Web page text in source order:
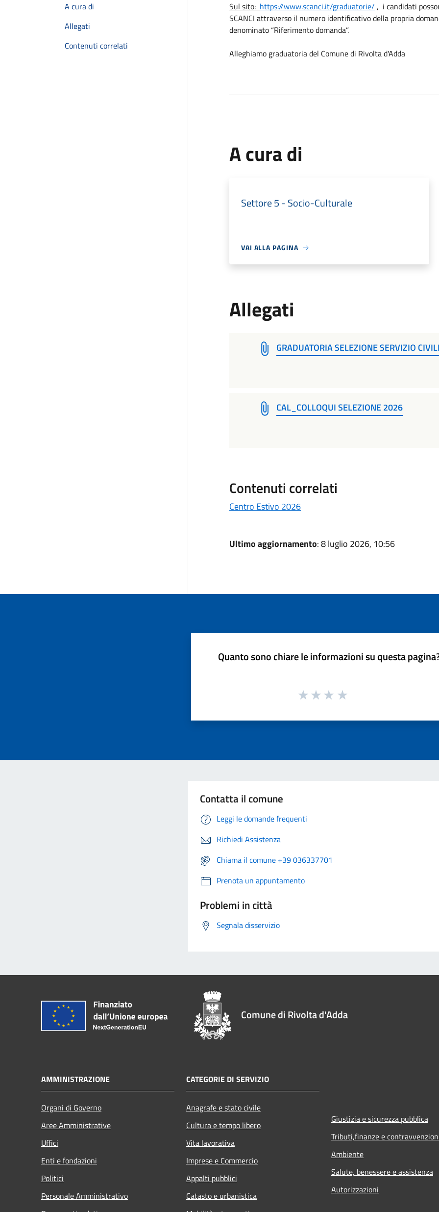
A cura di
Allegati
Contenuti correlati
Sul sito: https://www.scanci.it/graduatorie/ , i candidati
SCANCI attraverso il numero identificativo della propria
denominato “Riferimento domanda”.
Alleghiamo graduatoria del Comune di Rivolta d'Adda
A cura di
Settore 5 - Socio-Culturale
VAI ALLA PAGINA
Allegati
GRADUATORIA SELEZIONE SERVIZIO
CAL_COLLOQUI SELEZIONE 2026
Contenuti correlati
Centro Estivo 2026
Ultimo aggiornamento: 8 luglio 2026, 10:56
Quanto sono chiare le informazioni su questa
Contatta il comune
Leggi le domande frequenti
Richiedi Assistenza
Chiama il comune +39 036337701
Prenota un appuntamento
Problemi in città
Segnala disservizio
Comune di Rivolta d'Adda
AMMINISTRAZIONE
Organi di Governo
Aree Amministrative
Uffici
Enti e fondazioni
Politici
Personale Amministrativo
CATEGORIE DI SERVIZIO
Anagrafe e stato civile
Cultura e tempo libero
Vita lavorativa
Imprese e Commercio
Appalti pubblici
Catasto e urbanistica
Giustizia e sicurezza pubblica
Tributi,finanze e
Ambiente
Salute, benessere e assistenza
Autorizzazioni